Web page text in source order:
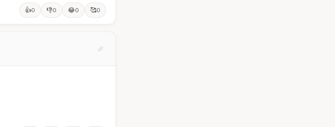
👍0 👎0 😂0 🥰0